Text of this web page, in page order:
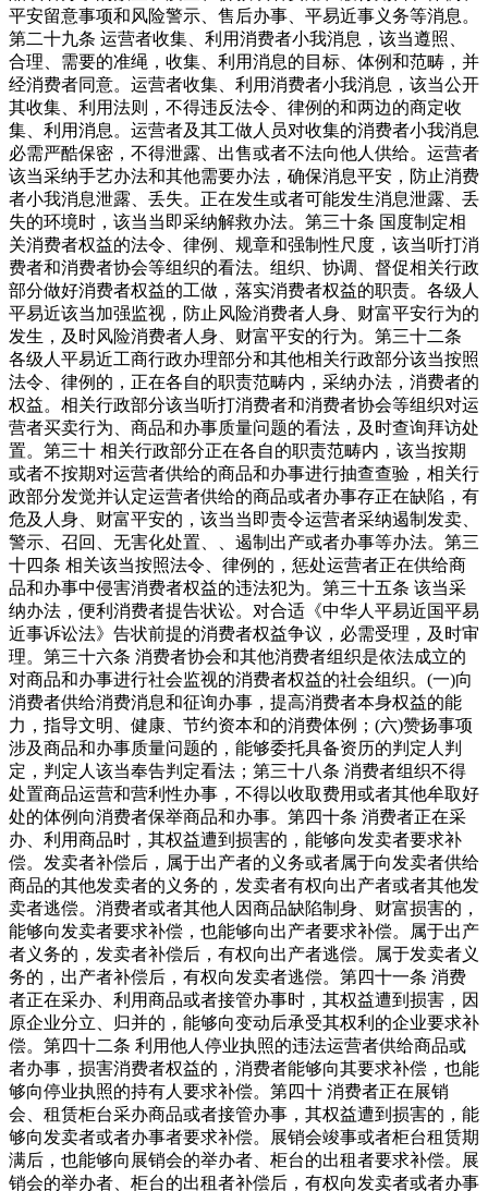
平安留意事项和风险警示、售后办事、平易近事义务等消息。
第二十九条 运营者收集、利用消费者小我消息，该当遵照、
合理、需要的准绳，收集、利用消息的目标、体例和范畴，并
经消费者同意。运营者收集、利用消费者小我消息，该当公开
其收集、利用法则，不得违反法令、律例的和两边的商定收
集、利用消息。运营者及其工做人员对收集的消费者小我消息
必需严酷保密，不得泄露、出售或者不法向他人供给。运营者
该当采纳手艺办法和其他需要办法，确保消息平安，防止消费
者小我消息泄露、丢失。正在发生或者可能发生消息泄露、丢
失的环境时，该当当即采纳解救办法。第三十条 国度制定相
关消费者权益的法令、律例、规章和强制性尺度，该当听打消
费者和消费者协会等组织的看法。组织、协调、督促相关行政
部分做好消费者权益的工做，落实消费者权益的职责。各级人
平易近该当加强监视，防止风险消费者人身、财富平安行为的
发生，及时风险消费者人身、财富平安的行为。第三十二条
各级人平易近工商行政办理部分和其他相关行政部分该当按照
法令、律例的，正在各自的职责范畴内，采纳办法，消费者的
权益。相关行政部分该当听打消费者和消费者协会等组织对运
营者买卖行为、商品和办事质量问题的看法，及时查询拜访处
置。第三十 相关行政部分正在各自的职责范畴内，该当按期
或者不按期对运营者供给的商品和办事进行抽查查验，相关行
政部分发觉并认定运营者供给的商品或者办事存正在缺陷，有
危及人身、财富平安的，该当当即责令运营者采纳遏制发卖、
警示、召回、无害化处置、、遏制出产或者办事等办法。第三
十四条 相关该当按照法令、律例的，惩处运营者正在供给商
品和办事中侵害消费者权益的违法犯为。第三十五条 该当采
纳办法，便利消费者提告状讼。对合适《中华人平易近国平易
近事诉讼法》告状前提的消费者权益争议，必需受理，及时审
理。第三十六条 消费者协会和其他消费者组织是依法成立的
对商品和办事进行社会监视的消费者权益的社会组织。(一)向
消费者供给消费消息和征询办事，提高消费者本身权益的能
力，指导文明、健康、节约资本和的消费体例；(六)赞扬事项
涉及商品和办事质量问题的，能够委托具备资历的判定人判
定，判定人该当奉告判定看法；第三十八条 消费者组织不得
处置商品运营和营利性办事，不得以收取费用或者其他牟取好
处的体例向消费者保举商品和办事。第四十条 消费者正在采
办、利用商品时，其权益遭到损害的，能够向发卖者要求补
偿。发卖者补偿后，属于出产者的义务或者属于向发卖者供给
商品的其他发卖者的义务的，发卖者有权向出产者或者其他发
卖者逃偿。消费者或者其他人因商品缺陷制身、财富损害的，
能够向发卖者要求补偿，也能够向出产者要求补偿。属于出产
者义务的，发卖者补偿后，有权向出产者逃偿。属于发卖者义
务的，出产者补偿后，有权向发卖者逃偿。第四十一条 消费
者正在采办、利用商品或者接管办事时，其权益遭到损害，因
原企业分立、归并的，能够向变动后承受其权利的企业要求补
偿。第四十二条 利用他人停业执照的违法运营者供给商品或
者办事，损害消费者权益的，消费者能够向其要求补偿，也能
够向停业执照的持有人要求补偿。第四十 消费者正在展销
会、租赁柜台采办商品或者接管办事，其权益遭到损害的，能
够向发卖者或者办事者要求补偿。展销会竣事或者柜台租赁期
满后，也能够向展销会的举办者、柜台的出租者要求补偿。展
销会的举办者、柜台的出租者补偿后，有权向发卖者或者办事